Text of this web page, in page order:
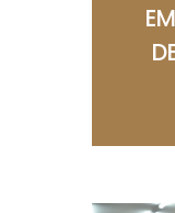
INICIO